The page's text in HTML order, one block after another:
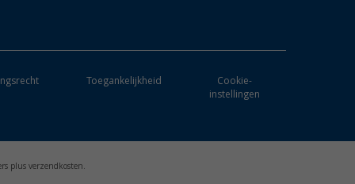
Toegankelijkheid
Cookie-
instellingen
plus verzendkosten.